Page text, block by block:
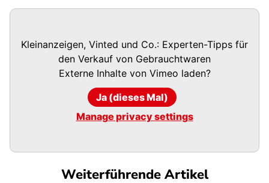
Kleinanzeigen, Vinted und Co.: Experten-Tipps für
den Verkauf von Gebrauchtwaren
Externe Inhalte von Vimeo laden?
Ja (dieses Mal)
Manage privacy settings
Weiterführende Artikel